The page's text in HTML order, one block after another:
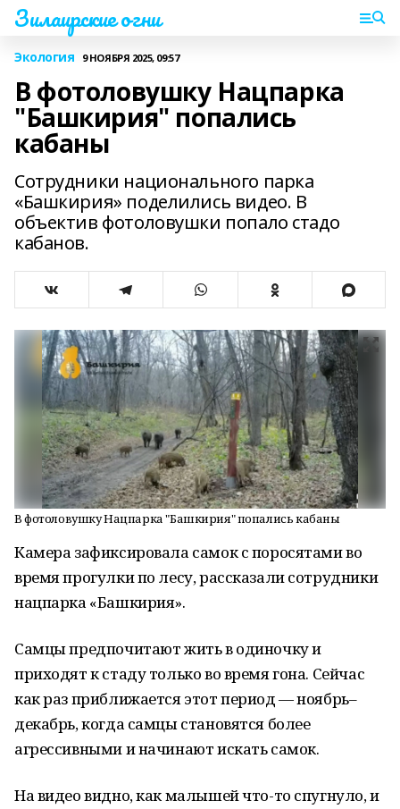
Зилаирские огни
Экология 9 НОЯБРЯ 2025, 09:57
В фотоловушку Нацпарка
"Башкирия" попались
кабаны
Сотрудники национального парка
«Башкирия» поделились видео. В
объектив фотоловушки попало стадо
кабанов.
В фотоловушку Нацпарка "Башкирия" попались кабаны
Камера зафиксировала самок с поросятами во
время прогулки по лесу, рассказали сотрудники
нацпарка «Башкирия».
Самцы предпочитают жить в одиночку и
приходят к стаду только во время гона. Сейчас
как раз приближается этот период — ноябрь–
декабрь, когда самцы становятся более
агрессивными и начинают искать самок.
На видео видно, как малышей что-то спугнуло, и